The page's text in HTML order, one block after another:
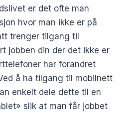
er det ofte man
hvor man ikke er på
trenger tilgang til
jobben din der det ikke er
har forandret
å ha tilgang til mobilnett
enkelt dele dette til en
slik at man får jobbet